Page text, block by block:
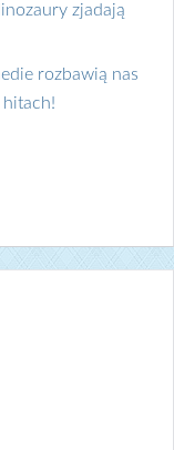
zjadają
rozbawią nas
hitach!